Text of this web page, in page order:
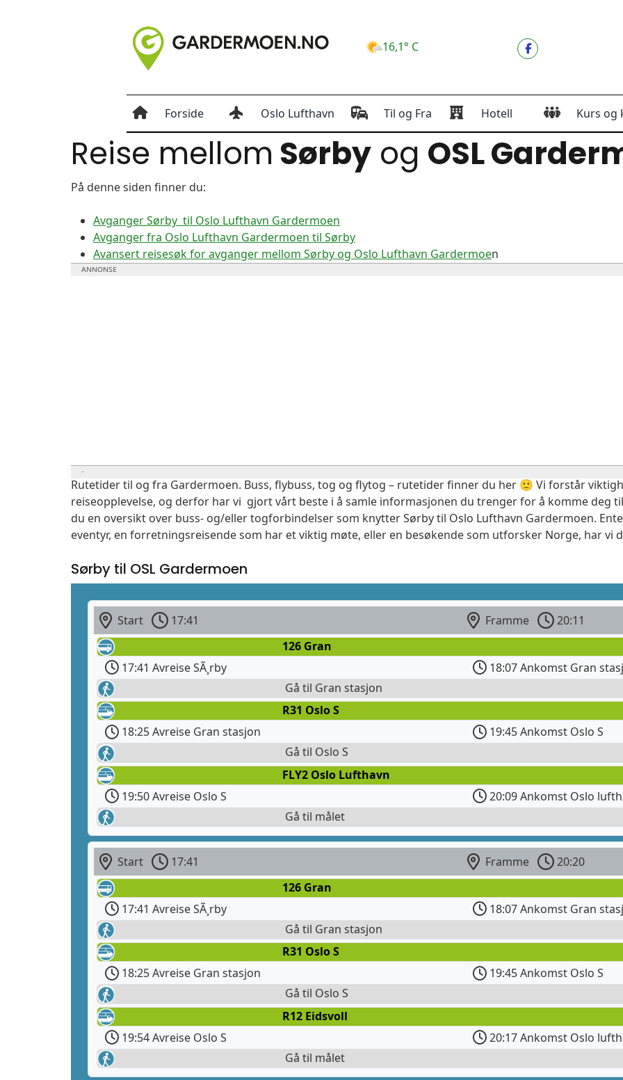
16,1° C
Forside Oslo Lufthavn Til og Fra Hotell Kurs og
Reise mellom Sørby og OSL
På denne siden finner du:
Avganger Sørby til Oslo Lufthavn Gardermoen
Avganger fra Oslo Lufthavn Gardermoen til Sørby
Avansert reisesøk for avganger mellom Sørby og Oslo Lufthavn Gardermoen
Rutetider til og fra Gardermoen. Buss, flybuss, tog og flytog – rutetider finner du her 🙂 Vi forstår
reiseopplevelse, og derfor har vi gjort vårt beste i å samle informasjonen du trenger for å komme deg
du en oversikt over buss- og/eller togforbindelser som knytter Sørby til Oslo Lufthavn Gardermoen.
eventyr, en forretningsreisende som har et viktig møte, eller en besøkende som utforsker Norge, har vi
Sørby til OSL Gardermoen
Start 17:41 Framme
20:11
126 Gran
17:41 Avreise SÃ¸rby
18:07 Ankomst Gran
Gå til Gran stasjon
R31 Oslo S
18:25 Avreise Gran stasjon
19:45 Ankomst Oslo S
Gå til Oslo S
FLY2 Oslo Lufthavn
19:50 Avreise Oslo S
20:09 Ankomst Oslo
Gå til målet
Start 17:41 Framme
20:20
126 Gran
17:41 Avreise SÃ¸rby
18:07 Ankomst Gran
Gå til Gran stasjon
R31 Oslo S
18:25 Avreise Gran stasjon
19:45 Ankomst Oslo S
Gå til Oslo S
R12 Eidsvoll
19:54 Avreise Oslo S
20:17 Ankomst Oslo
Gå til målet